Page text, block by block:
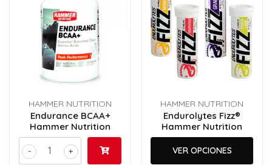
HAMMER NUTRITION
​Endurance BCAA+
Hammer Nutrition
+
-
HAMMER NUTRITION
​Endurolytes Fizz®
Hammer Nutrition
VER OPCIONES